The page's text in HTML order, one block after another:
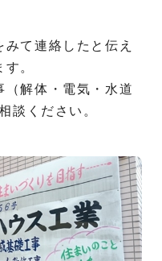
て連絡したと伝え
。
（解体・電気・水道
談ください。